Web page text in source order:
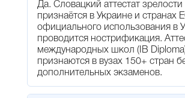
Да. Словацкий аттестат зрелости
признаётся в Украине и странах
официального использования в
проводится нострификация.
международных школ (IB
признаются в вузах 150+ стран
дополнительных экзаменов.